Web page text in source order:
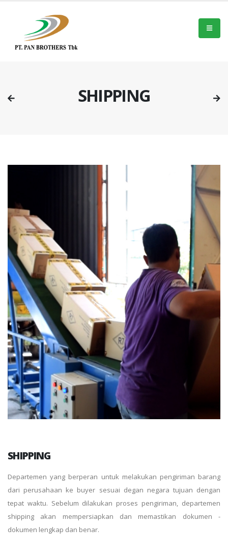
SHIPPING
SHIPPING
Departemen yang berperan untuk melakukan pengiriman barang
dari perusahaan ke buyer sesuai degan negara tujuan dengan
tepat waktu. Sebelum dilakukan proses pengiriman, departemen
shipping akan mempersiapkan dan memastikan dokumen -
dokumen lengkap dan benar.